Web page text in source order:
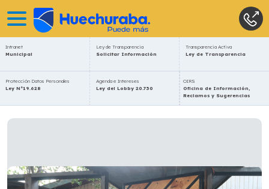
Intranet
Municipal
Ley de Transparencia
Solicitar Información
Transparencia Activa
Ley de Transparencia
Protección Datos Personales
Ley N°19.628
Agenda e Intereses
Ley del Lobby 20.730
OIRS
Oficina de Información,
Reclamos y Sugerencias